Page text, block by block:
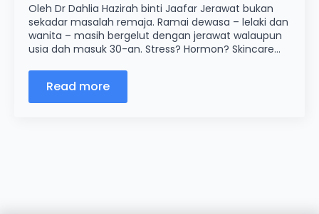
Oleh Dr Dahlia Hazirah binti Jaafar Jerawat bukan
sekadar masalah remaja. Ramai dewasa – lelaki dan
wanita – masih bergelut dengan jerawat walaupun
usia dah masuk 30-an. Stress? Hormon? Skincare…
Read more